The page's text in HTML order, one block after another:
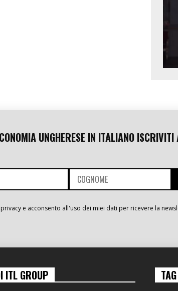
UNGHERESE IN ITALIANO ISCRIVITI
e acconsento all'uso dei miei dati per ricevere la
ITL GROUP TAG